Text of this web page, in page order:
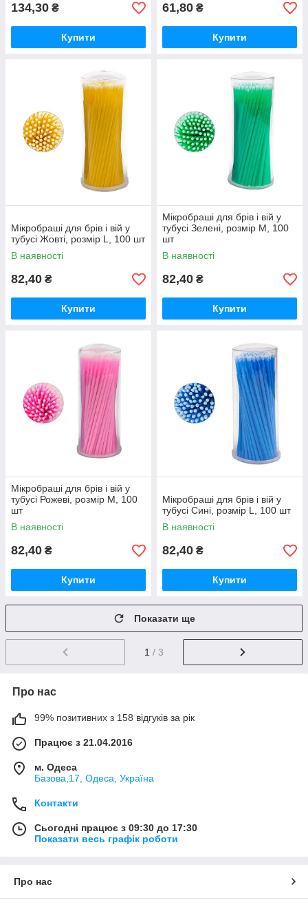
134,30 ₴
Купити
61,80 ₴
Купити
Мікробраші для брів і вій у
тубусі Жовті, розмір L, 100 шт
В наявності
82,40 ₴
Купити
Мікробраші для брів і вій у
тубусі Зелені, розмір М, 100
шт
В наявності
82,40 ₴
Купити
Мікробраші для брів і вій у
тубусі Рожеві, розмір М, 100
шт
В наявності
82,40 ₴
Купити
Мікробраші для брів і вій у
тубусі Сині, розмір L, 100 шт
В наявності
82,40 ₴
Купити
Показати ще
1 / 3
Про нас
99% позитивних з 158 відгуків за рік
Працює з 21.04.2016
м. Одеса
Базова,17, Одеса, Україна
Контакти
Сьогодні працює з 09:30 до 17:30
Показати весь графік роботи
Про нас